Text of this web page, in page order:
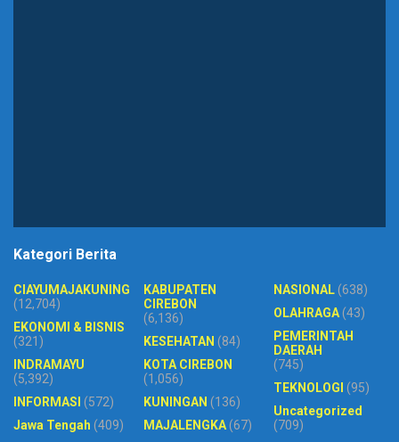
Kategori Berita
CIAYUMAJAKUNING
(12,704)
EKONOMI & BISNIS
(321)
INDRAMAYU
(5,392)
INFORMASI (572)
Jawa Tengah (409)
KABUPATEN
CIREBON
(6,136)
KESEHATAN (84)
KOTA CIREBON
(1,056)
KUNINGAN (136)
MAJALENGKA(67)
NASIONAL(638)
OLAHRAGA(43)
PEMERINTAH
DAERAH
(745)
TEKNOLOGI (95)
Uncategorized
(709)